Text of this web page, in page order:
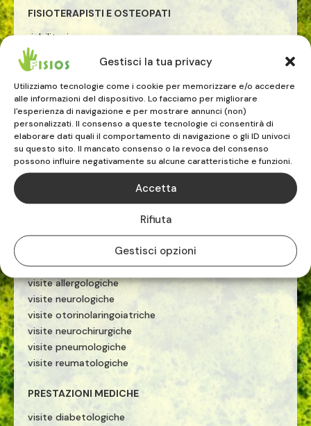
Gestisci la tua privacy
Utilizziamo tecnologie come i cookie per memorizzare e/o accedere
alle informazioni del dispositivo. Lo facciamo per migliorare
l'esperienza di navigazione e per mostrare annunci (non)
personalizzati. Il consenso a queste tecnologie ci consentirà di
elaborare dati quali il comportamento di navigazione o gli ID univoci
su questo sito. Il mancato consenso o la revoca del consenso
possono influire negativamente su alcune caratteristiche e funzioni.
Accetta
Rifiuta
Gestisci opzioni
FISIOTERAPISTI E OSTEOPATI
riabilitazione
osteopatia
rieducazione posturale globale
riabilitazione pavimento pelvico
riabilitazione sportiva
terapia manuale
esercizio terapeutico
tecarterapia
onde d'urto
PRESTAZIONI MEDICHE
visite cardiologiche
visite ginecologiche
visite fisiatriche
visite allergologiche
visite neurologiche
visite otorinolaringoiatriche
visite neurochirurgiche
visite pneumologiche
visite reumatologiche
PRESTAZIONI MEDICHE
visite diabetologiche